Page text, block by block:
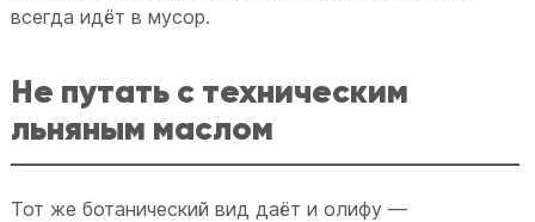
всегда идёт в мусор.
Не путать с техническим
льняным маслом
Тот же ботанический вид даёт и олифу —